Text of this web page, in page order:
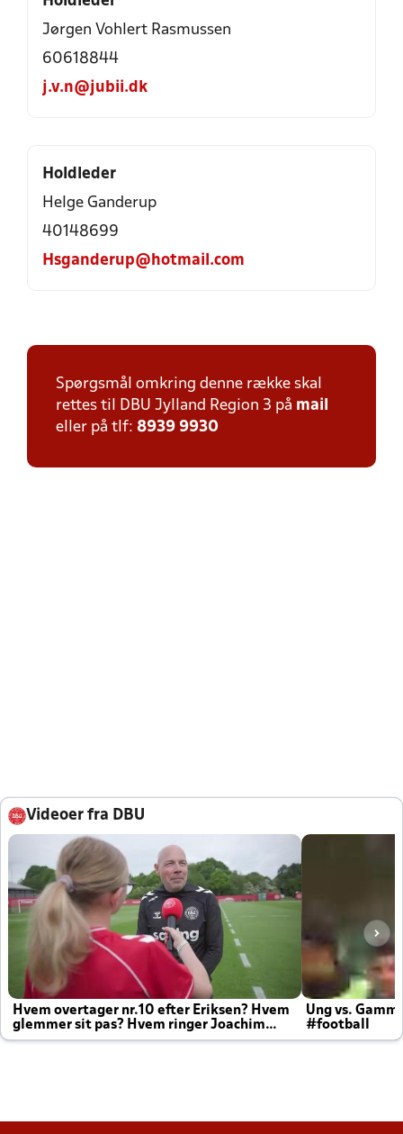
Jørgen Vohlert Rasmussen
60618844
j.v.n@jubii.dk
Holdleder
Helge Ganderup
40148699
Hsganderup@hotmail.com
Spørgsmål omkring denne række skal
rettes til DBU Jylland Region 3 på mail
eller på tlf: 8939 9930
Videoer fra DBU
Hvem overtager nr.10 efter Eriksen? Hvem
glemmer sit pas? Hvem ringer Joachim
altid til efter kampe?
Ung vs.
#football